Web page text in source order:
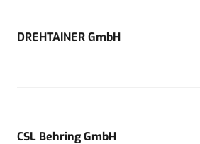
DREHTAINER GmbH
CSL Behring GmbH